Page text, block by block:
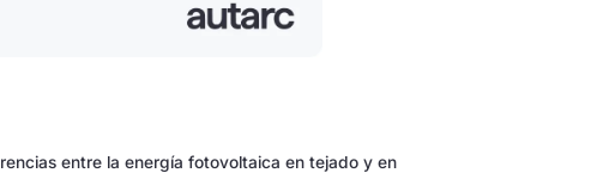
entre la energía fotovoltaica en tejado y en